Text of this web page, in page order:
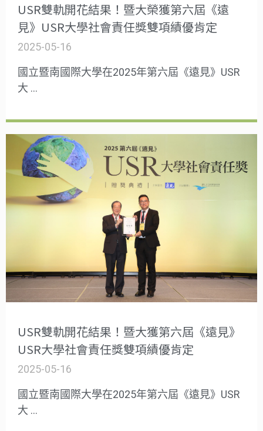
USR雙軌開花結果！暨大榮獲第六屆《遠
見》USR大學社會責任獎雙項績優肯定
2025-05-16
國立暨南國際大學在2025年第六屆《遠見》USR
大 …
USR雙軌開花結果！暨大獲第六屆《遠見》
USR大學社會責任獎雙項績優肯定
2025-05-16
國立暨南國際大學在2025年第六屆《遠見》USR
大 …